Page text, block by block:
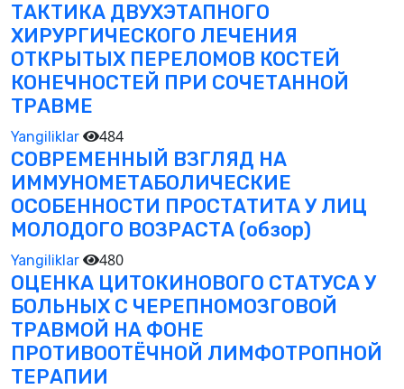
ТАКТИКА ДВУХЭТАПНОГО
ХИРУРГИЧЕСКОГО ЛЕЧЕНИЯ
ОТКРЫТЫХ ПЕРЕЛОМОВ КОСТЕЙ
КОНЕЧНОСТЕЙ ПРИ СОЧЕТАННОЙ
ТРАВМЕ
Yangiliklar 484
СОВРЕМЕННЫЙ ВЗГЛЯД НА
ИММУНОМЕТАБОЛИЧЕСКИЕ
ОСОБЕННОСТИ ПРОСТАТИТА У ЛИЦ
МОЛОДОГО ВОЗРАСТА (обзор)
Yangiliklar 480
ОЦЕНКА ЦИТОКИНОВОГО СТАТУСА У
БОЛЬНЫХ С ЧЕРЕПНОМОЗГОВОЙ
ТРАВМОЙ НА ФОНЕ
ПРОТИВООТЁЧНОЙ ЛИМФОТРОПНОЙ
ТЕРАПИИ